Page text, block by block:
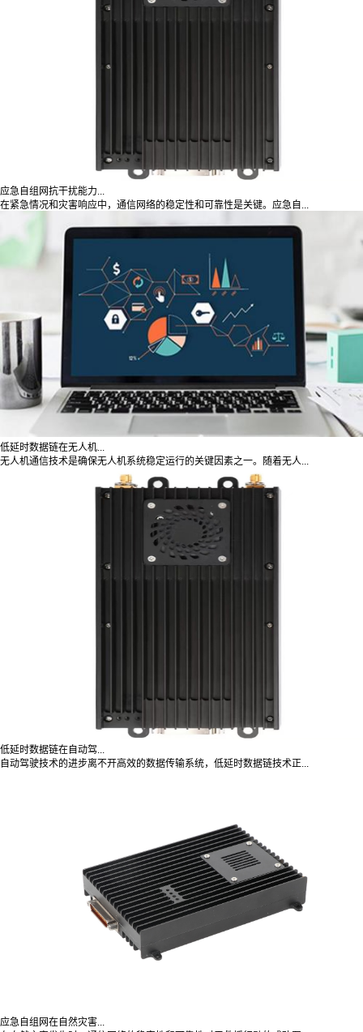
应急自组网抗干扰能力...
在紧急情况和灾害响应中，通信网络的稳定性和可靠性是关键。应急自...
低延时数据链在无人机...
无人机通信技术是确保无人机系统稳定运行的关键因素之一。随着无人...
低延时数据链在自动驾...
自动驾驶技术的进步离不开高效的数据传输系统，低延时数据链技术正...
应急自组网在自然灾害...